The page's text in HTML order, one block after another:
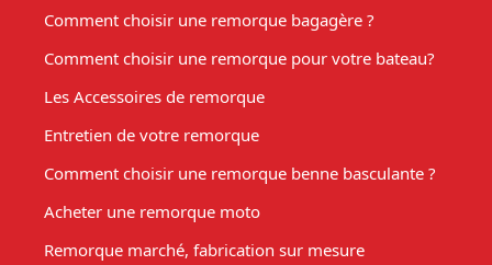
Comment choisir une remorque bagagère ?
Comment choisir une remorque pour votre bateau?
Les Accessoires de remorque
Entretien de votre remorque
Comment choisir une remorque benne basculante ?
Acheter une remorque moto
Remorque marché, fabrication sur mesure